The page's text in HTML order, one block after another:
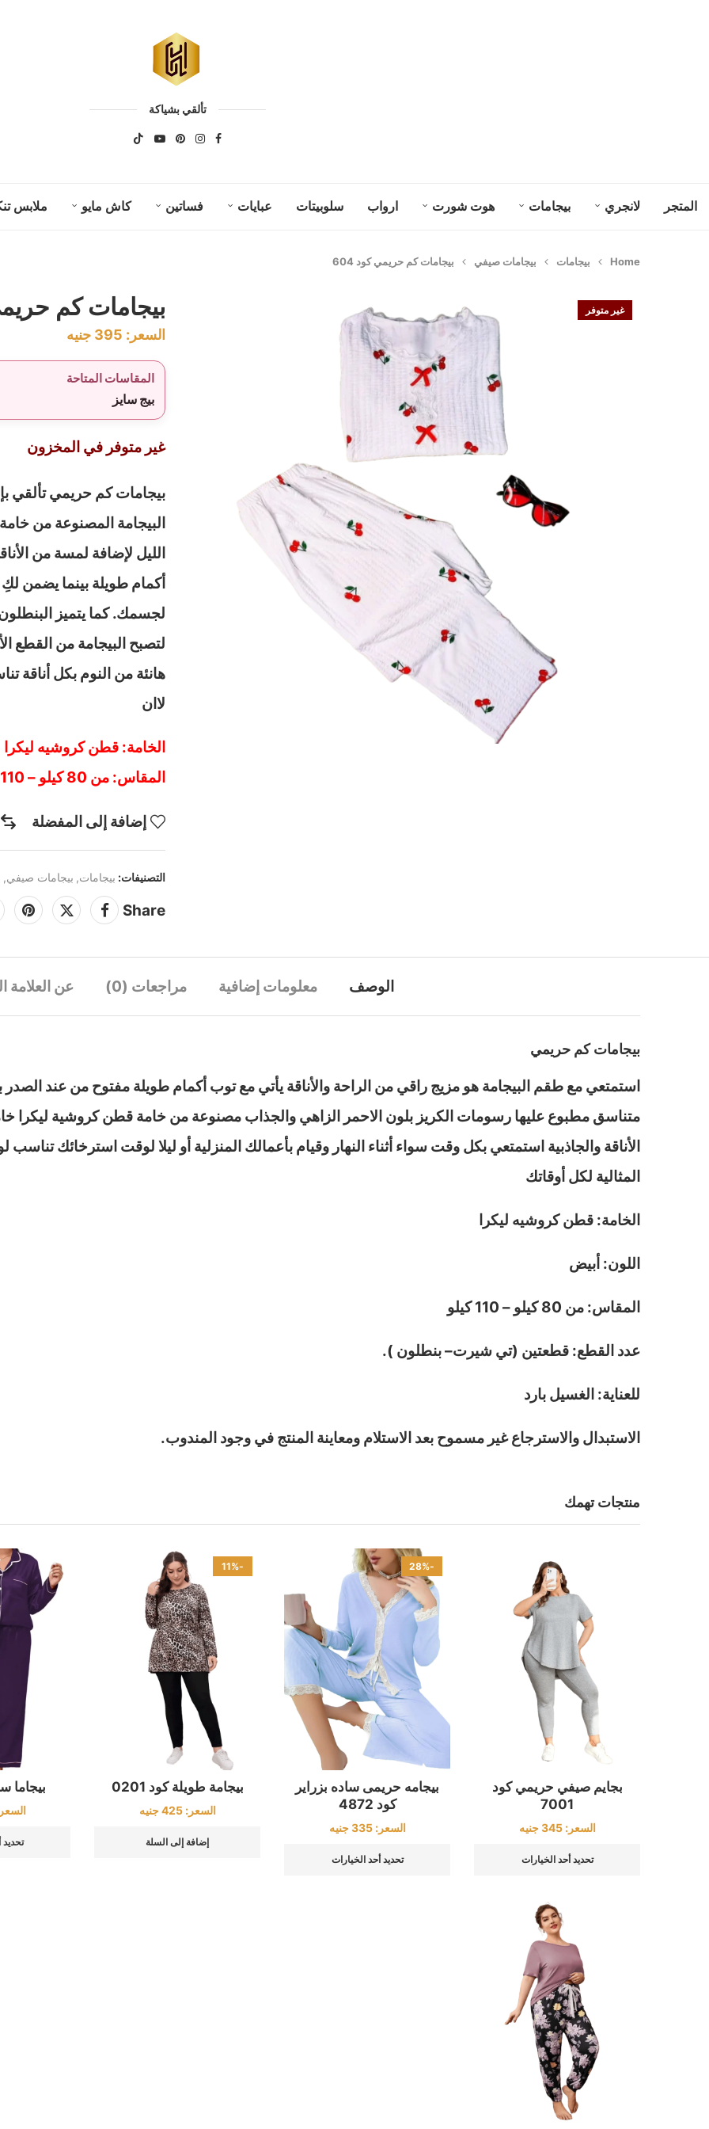
تألقي بشياكة
المتجر لانجري بيجامات هوت شورت ارواب سلوبيتات عبايات فساتين كاش مايو ملابس
Home بيجامات بيجامات صيفي بيجامات كم حريمي كود 604
غير متوفر بيجامات كم حريمي
السعر: 395 جنيه
المقاسات المتاحة
بيج سايز
غير متوفر في المخزون
بيجامات كم حريمي تألقي
البيجامة المصنوعة من
الليل لإضافة لمسة من
أكمام طويلة بينما يضمن
لجسمك. كما يتميز
لتصبح البيجامة من القطع
لاان
الخامة: قطن كروشيه ليكرا
المقاس: من 80 كيلو – 110 كيلو
إضافة إلى المفضلة
التصنيفات: بيجامات, بيجامات صيفي,
Share
الوصف معلومات إضافية مراجعات (0) عن العلامة
بيجامات كم حريمي
استمتعي مع طقم البيجامة هو مزيج راقي من الراحة والأناقة يأتي مع توب أكمام طويلة مفتوح من عند
متناسق مطبوع عليها رسومات الكريز بلون الاحمر الزاهي والجذاب مصنوعة من خامة قطن كروشية ليكرا
المثالية لكل أوقاتك
الخامة: قطن كروشيه ليكرا
اللون: أبيض
المقاس: من 80 كيلو – 110 كيلو
عدد القطع: قطعتين (تي شيرت– بنطلون ).
للعناية: الغسيل بارد
الاستبدال والاسترجاع غير مسموح بعد الاستلام ومعاينة المنتج في وجود المندوب.
منتجات تهمك
بجايم صيفي حريمي كود
7001
السعر:345 جنيه
تحديد أحد الخيارات
-28%
بيجامه حريمى ساده بزراير
كود 4872
السعر:335 جنيه
تحديد أحد الخيارات
-11%
بيجامة طويلة كود 0201
السعر:425 جنيه
إضافة إلى السلة
بيجاما
تحديد